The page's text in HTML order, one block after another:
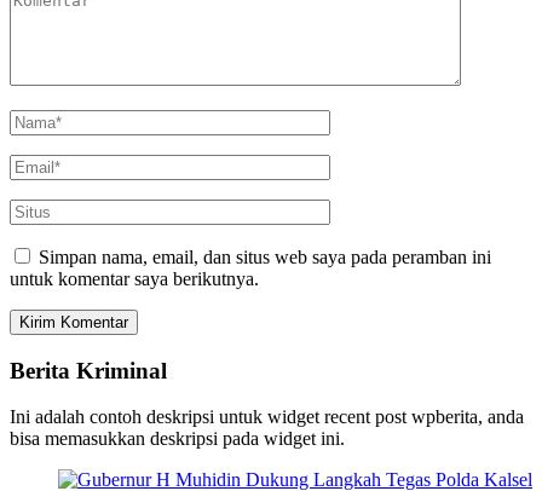
Simpan nama, email, dan situs web saya pada peramban ini
untuk komentar saya berikutnya.
Berita Kriminal
Ini adalah contoh deskripsi untuk widget recent post wpberita, anda
bisa memasukkan deskripsi pada widget ini.